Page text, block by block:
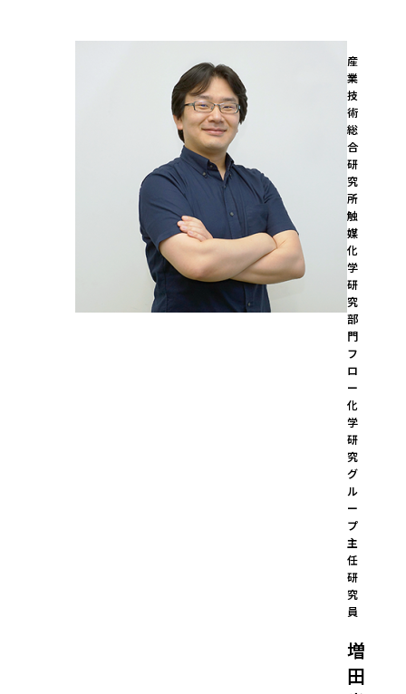
産
業
技
術
総
合
研
究
所
触
媒
化
学
研
究
部
門
フ
ロ
ー
化
学
研
究
グ
ル
ー
プ
主
任
研
究
員
増
田